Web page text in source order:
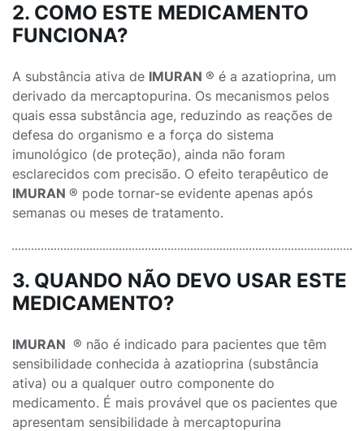
2. COMO ESTE MEDICAMENTO
FUNCIONA?
A substância ativa de IMURAN ® é a azatioprina, um
derivado da mercaptopurina. Os mecanismos pelos
quais essa substância age, reduzindo as reações de
defesa do organismo e a força do sistema
imunológico (de proteção), ainda não foram
esclarecidos com precisão. O efeito terapêutico de
IMURAN ® pode tornar-se evidente apenas após
semanas ou meses de tratamento.
3. QUANDO NÃO DEVO USAR ESTE
MEDICAMENTO?
IMURAN ® não é indicado para pacientes que têm
sensibilidade conhecida à azatioprina (substância
ativa) ou a qualquer outro componente do
medicamento. É mais provável que os pacientes que
apresentam sensibilidade à mercaptopurina